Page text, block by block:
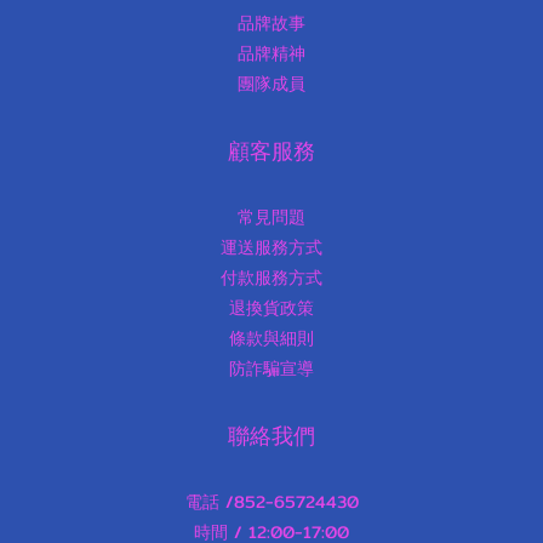
品牌故事
品牌精神
團隊成員
顧客服務
常見問題
運送服務方式
付款服務方式
退換貨政策
條款與細則
防詐騙宣導
聯絡我們
電話 /852-65724430
時間 / 12:00-17:00